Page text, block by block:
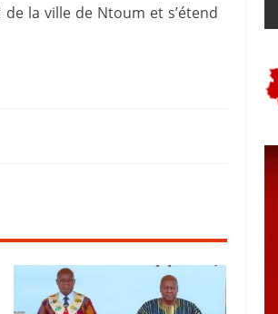
la ville de Ntoum et s’étend